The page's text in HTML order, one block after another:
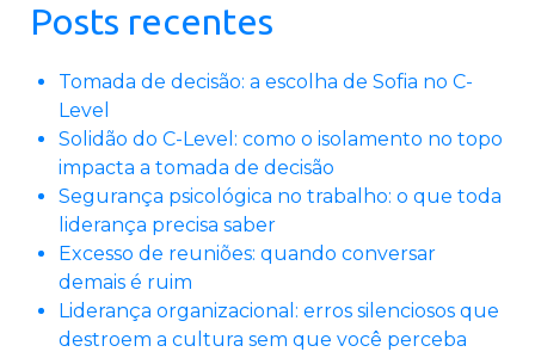
Posts recentes
Tomada de decisão: a escolha de Sofia no C-
Level
Solidão do C-Level: como o isolamento no topo
impacta a tomada de decisão
Segurança psicológica no trabalho: o que toda
liderança precisa saber
Excesso de reuniões: quando conversar
demais é ruim
Liderança organizacional: erros silenciosos que
destroem a cultura sem que você perceba